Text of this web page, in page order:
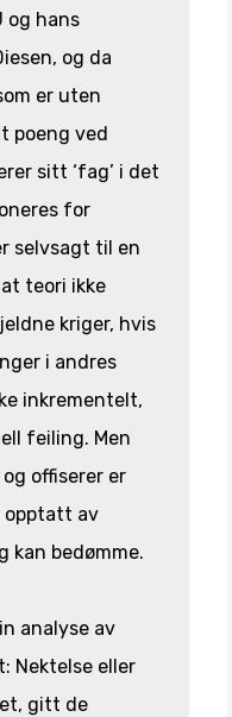
og hans
og da
er uten
poeng ved
sitt ‘fag’ i det
for
selvsagt til en
teori ikke
kriger, hvis
i andres
inkrementelt,
feiling. Men
offiserer er
opptatt av
kan bedømme.
analyse av
Nektelse eller
gitt de